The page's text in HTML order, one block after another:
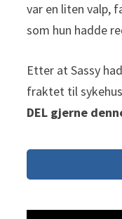
var en liten valp,
som hun hadde
Etter at Sassy
fraktet til
DEL gjerne